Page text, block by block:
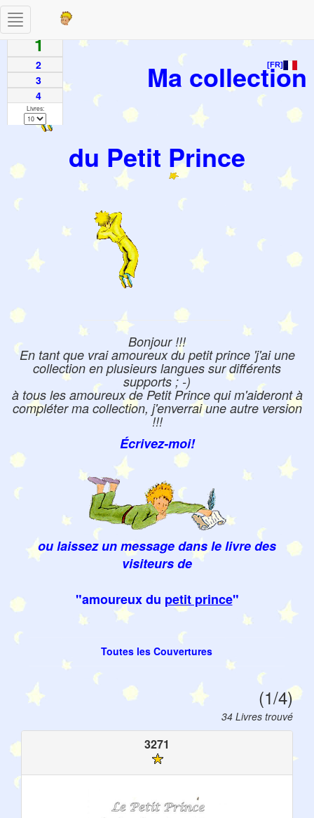
[FR]
Ma collection
du Petit Prince
Bonjour !!!
En tant que vrai amoureux du petit prince 'j'ai une
collection en plusieurs langues sur différents
supports ; -)
à tous les amoureux de Petit Prince qui m'aideront à
compléter ma collection, j'enverrai une autre version
!!!
Écrivez-moi!
ou laissez un message dans le livre des
visiteurs de
"amoureux du petit prince"
Toutes les Couvertures
Toggle
navigation
(1/4)
34 Livres trouvé
Pages
1
2
3
4
Livres:
3271